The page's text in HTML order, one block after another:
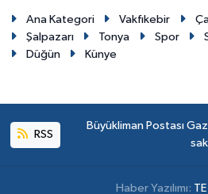
Ana Kategori Vakfıkebir
Şalpazarı
Tonya Spor
Düğün
Künye
RSS
Büyükliman Postası
Haber Yazılımı: